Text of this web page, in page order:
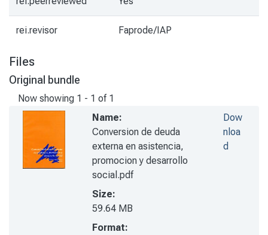
rei.revisor Faprode/IAP
Files
Original bundle
Now showing 1 - 1 of 1
Name:
Conversion de deuda
externa en asistencia,
promocion y desarrollo
social.pdf
Size:
59.64 MB
Format:
Dow
nloa
d